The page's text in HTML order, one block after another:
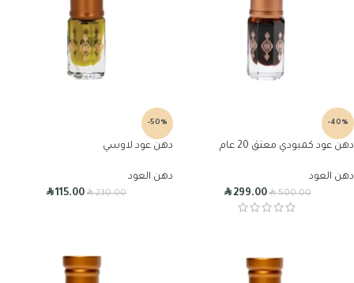
-40%
دهن عود كمبودي معتق 20 عام
دهن العود
R500.00
R299.00
-50%
دهن عود لاوسي
دهن العود
R230.00
R115.00